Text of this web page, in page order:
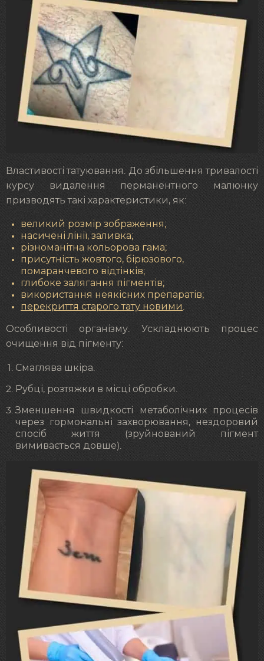
Властивості татуювання. До збільшення тривалості
курсу видалення перманентного малюнку
призводять такі характеристики, як:
великий розмір зображення;
насичені лінії, заливка;
різноманітна кольорова гама;
присутність жовтого, бірюзового,
помаранчевого відтінків;
глибоке залягання пігментів;
використання неякісних препаратів;
перекриття старого тату новими.
Особливості організму. Ускладнюють процес
очищення від пігменту:
Смаглява шкіра.
Рубці, розтяжки в місці обробки.
Зменшення швидкості метаболічних процесів
через гормональні захворювання, нездоровий
спосіб життя (зруйнований пігмент
вимивається довше).